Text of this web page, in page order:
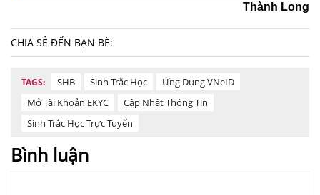
Thành Long
CHIA SẺ ĐẾN BẠN BÈ:
TAGS: SHB Sinh Trắc Học
Ứng Dụng VNeID
Mở Tài Khoản EKYC
Cập Nhật Thông Tin
Sinh Trắc Học Trực Tuyến
Bình luận